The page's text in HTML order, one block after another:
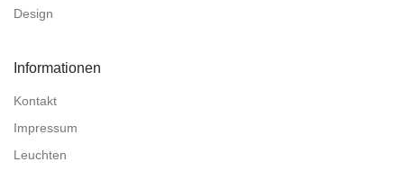
Design
Informationen
Kontakt
Impressum
Leuchten